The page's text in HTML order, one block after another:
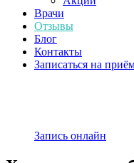
Врачи
Отзывы
Блог
Контакты
Записаться на
Запись онлайн